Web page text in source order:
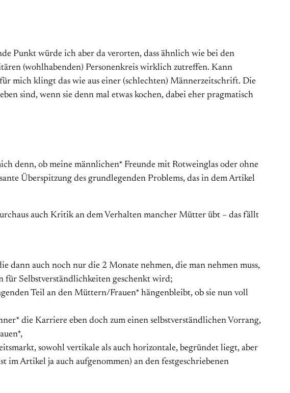
Punkt würde ich aber da verorten, dass ähnlich wie bei den
(wohlhabenden) Personenkreis wirklich zutreffen. Kann
mich klingt das wie aus einer (schlechten) Männerzeitschrift. Die
sind, wenn sie denn mal etwas kochen, dabei eher pragmatisch
denn, ob meine männlichen* Freunde mit Rotweinglas oder ohne
Überspitzung des grundlegenden Problems, das in dem Artikel
auch Kritik an dem Verhalten mancher Mütter übt – das fällt
auch noch nur die 2 Monate nehmen, die man nehmen muss,
für Selbstverständlichkeiten geschenkt wird;
Teil an den Müttern/Frauen* hängenbleibt, ob sie nun voll
die Karriere eben doch zum einen selbstverständlichen Vorrang,
sowohl vertikale als auch horizontale, begründet liegt, aber
im Artikel ja auch aufgenommen) an den festgeschriebenen